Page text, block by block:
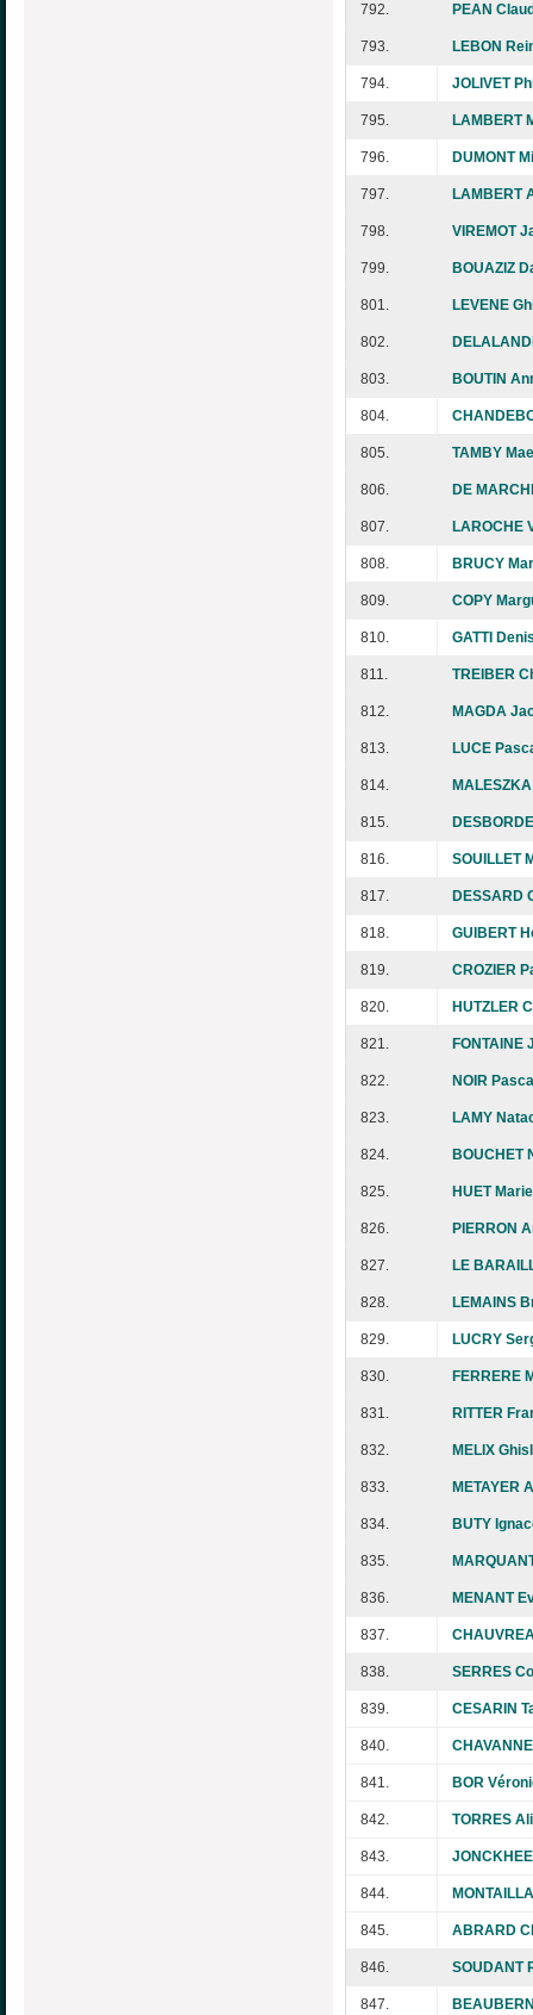
792. PEAN
793. LEBON
794. JOLIVET
795. LAMBERT
796. DUMONT
797. LAMBERT
798. VIREMOT
799. BOUAZIZ
801. LEVENE
802.
803. BOUTIN
804.
805. TAMBY
806. DE
807. LAROCHE
808. BRUCY
809. COPY
810. GATTI
811. TREIBER
812. MAGDA
813. LUCE
814.
815.
816. SOUILLET
817. DESSARD
818. GUIBERT
819. CROZIER
820. HUTZLER
821. FONTAINE
822. NOIR
823. LAMY
824. BOUCHET
825. HUET
826. PIERRON
827. LE
828. LEMAINS
829. LUCRY
830. FERRERE
831. RITTER
832. MELIX
833. METAYER
834. BUTY
835.
836. MENANT
837.
838. SERRES
839. CESARIN
840.
841. BOR
842. TORRES
843.
844.
845. ABRARD
846. SOUDANT
847.